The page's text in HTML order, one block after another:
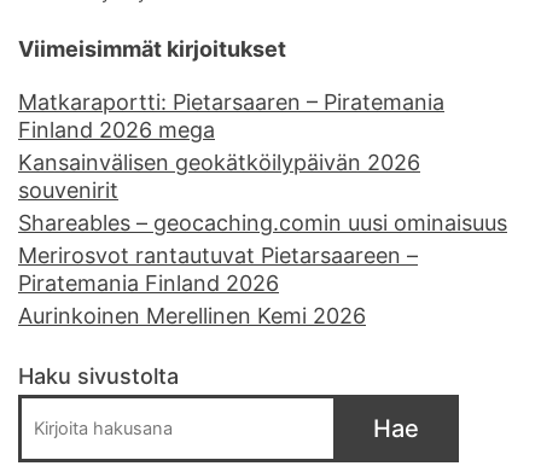
Viimeisimmät kirjoitukset
Matkaraportti: Pietarsaaren – Piratemania
Finland 2026 mega
Kansainvälisen geokätköilypäivän 2026
souvenirit
Shareables – geocaching.comin uusi ominaisuus
Merirosvot rantautuvat Pietarsaareen –
Piratemania Finland 2026
Aurinkoinen Merellinen Kemi 2026
Haku sivustolta
Hae